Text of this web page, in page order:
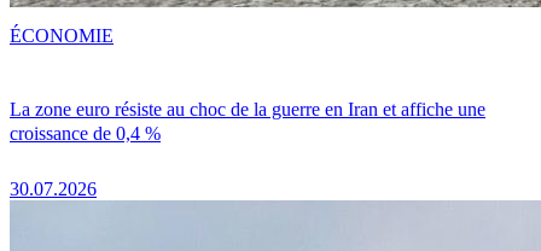
La zone euro résiste au choc de la guerre en Iran et affiche une
croissance de 0,4 %
30.07.2026
ÉCONOMIE